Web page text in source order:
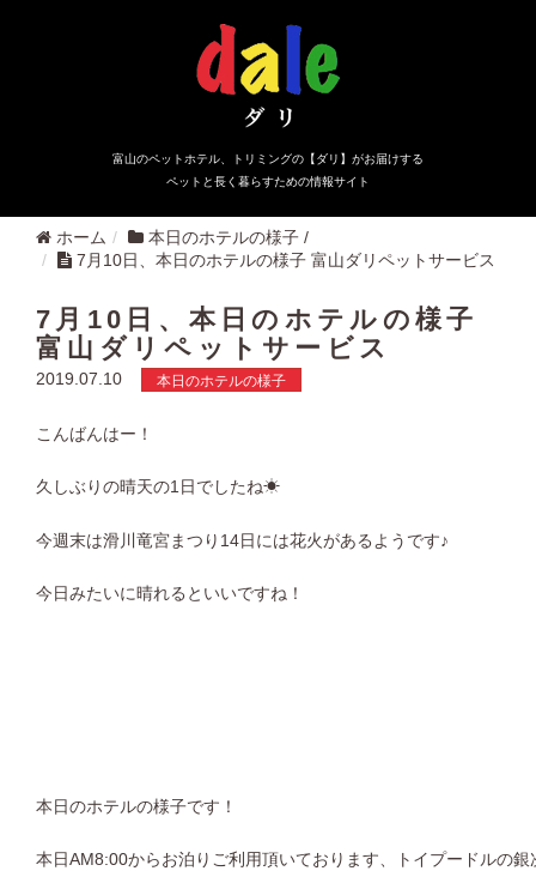
富山のペットホテル、トリミングの【ダリ】がお届けする
ペットと長く暮らすための情報サイト
ホーム 本日のホテルの様子 /
7月10日、本日のホテルの様子 富山ダリペットサービス
7月10日、本日のホテルの様子
富山ダリペットサービス
2019.07.10 本日のホテルの様子
こんばんはー！
久しぶりの晴天の1日でしたね☀︎
今週末は滑川竜宮まつり14日には花火があるようです♪
今日みたいに晴れるといいですね！
本日のホテルの様子です！
本日AM8:00からお泊りご利用頂いております、トイプードルの